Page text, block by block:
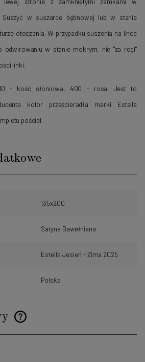
w suszarce bębnowej lub w stanie
otoczenia. W przypadku suszenia na lince
odwirowaniu w stanie mokrym, nie "za rogi"
linki.
- kość słoniowa, 400 - rosa. Jest to
kolor prześcieradła marki Estella
pościel.
135x200
Satyna Bawełniana
Estella Jesień - Zima 2025
Polska
kosztów płatności